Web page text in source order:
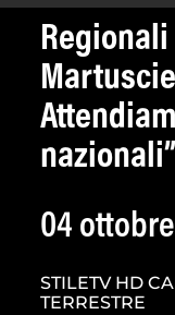
nazionali”
04
STILETV HD
TERRESTRE